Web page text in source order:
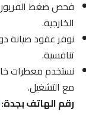
فحص ضغط الفريون
الخارجية.
نوفر عقود صيانة
تنافسية.
نستخدم معطرات خاصة
مع التشغيل.
رقم الهاتف بجدة: